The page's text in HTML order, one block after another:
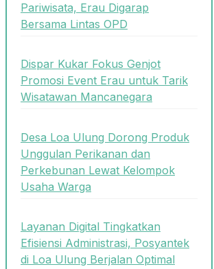
Pariwisata, Erau Digarap
Bersama Lintas OPD
Dispar Kukar Fokus Genjot
Promosi Event Erau untuk Tarik
Wisatawan Mancanegara
Desa Loa Ulung Dorong Produk
Unggulan Perikanan dan
Perkebunan Lewat Kelompok
Usaha Warga
Layanan Digital Tingkatkan
Efisiensi Administrasi, Posyantek
di Loa Ulung Berjalan Optimal